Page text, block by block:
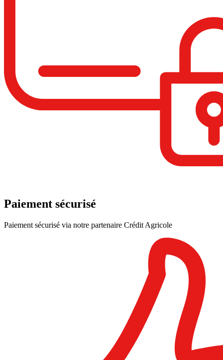
Paiement sécurisé
Paiement sécurisé via notre partenaire Crédit Agricole